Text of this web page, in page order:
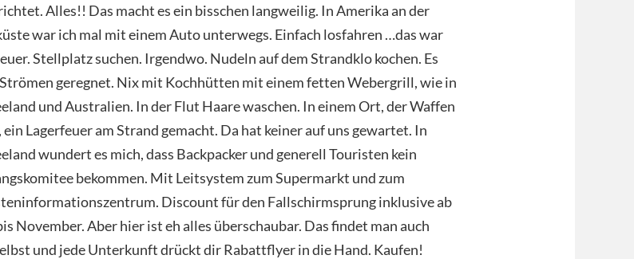
Alles!! Das macht es ein bisschen langweilig. In Amerika an der
war ich mal mit einem Auto unterwegs. Einfach losfahren …das war
Stellplatz suchen. Irgendwo. Nudeln auf dem Strandklo kochen. Es
geregnet. Nix mit Kochhütten mit einem fetten Webergrill, wie in
und Australien. In der Flut Haare waschen. In einem Ort, der Waffen
ein Lagerfeuer am Strand gemacht. Da hat keiner auf uns gewartet. In
wundert es mich, dass Backpacker und generell Touristen kein
bekommen. Mit Leitsystem zum Supermarkt und zum
Discount für den Fallschirmsprung inklusive ab
November. Aber hier ist eh alles überschaubar. Das findet man auch
und jede Unterkunft drückt dir Rabattflyer in die Hand. Kaufen!